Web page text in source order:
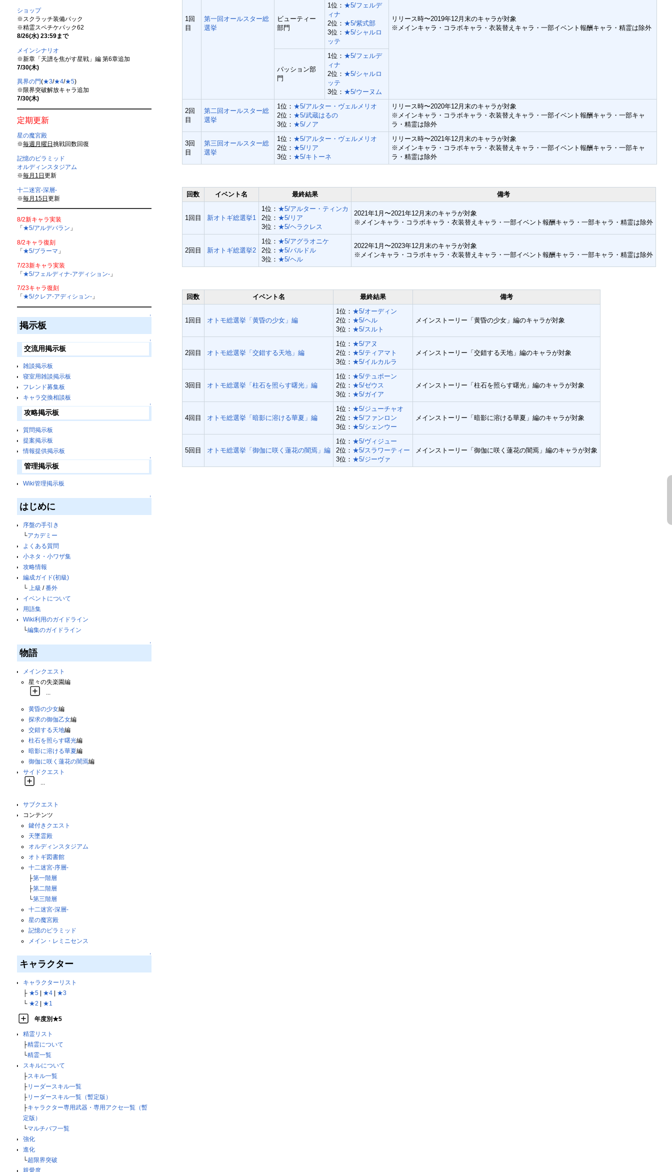
ショップ
※スクラッチ装備パック
※精霊スペチケパック62
8/26(水) 23:59まで
メインシナリオ
※新章「天譜を焦がす星戦」編 第6章追加
7/30(木)
異界の門(★3/★4/★5)
※限界突破解放キャラ追加
7/30(木)
定期更新
星の魔宮殿
※毎週月曜日 挑戦回数回復
記憶のピラミッド
オルディンスタジアム
※毎月1日 更新
十二迷宮-深層-
※毎月15日更新
8/2新キャラ実装
「 ★5/アルデバラン 」
8/2キャラ復刻
「★5/ブラーマ 」
7/23新キャラ実装
「★5/フェルディナ-アディション-」
7/23キャラ復刻
「 ★5/クレア-アディション-」
↑
掲示板
↑
交流用掲示板
雑談掲示板
寝室用雑談掲示板
フレンド募集板
キャラ交換相談板
↑
攻略掲示板
質問掲示板
提案掲示板
情報提供掲示板
↑
管理掲示板
Wiki管理掲示板
↑
はじめに
序盤の手引き
└アカデミー
よくある質問
小ネタ・小ワザ集
攻略情報
編成ガイド(初級)
└
上級 /番外
イベントについて
用語集
Wiki利用のガイドライン
└編集のガイドライン
↑
物語
メインクエスト
星々の失楽園編
黄昏の少女編
探求の御伽乙女編
交錯する天地編
柱石を照らす曙光編
暗影に溶ける華夏編
御伽に咲く蓮花の闇焉編
サイドクエスト
サブクエスト
コンテンツ
鍵付きクエスト
天墜霊殿
オルディンスタジアム
オトギ図書館
十二迷宮-序層-
├第一階層
├第二階層
└第三階層
十二迷宮-深層-
星の魔宮殿
記憶のピラミッド
メイン・レミニセンス
↑
キャラクター
キャラクターリスト
├ ★5| ★4| ★3
└ ★2 | ★1
年度別★5
精霊リスト
├精霊について
└精霊一覧
スキルについて
├スキル一覧
├リーダースキル一覧
├リーダースキル一覧（暫定版）
├キャラクター専用武器・専用アクセ一覧（暫
定版）
└マルチバフ一覧
強化
進化
└超限界突破
親愛度
1回
目
第一回オールスター総
選挙
リリース時〜2019年12月末のキャラが対象
※メインキャラ・コラボキャラ・衣装替えキャラ・一部イベント報酬キャラ・精霊は除外
ビューティー
部門
1位： ★5/フェルデ
ィナ
2位： ★5/紫式部
3位： ★5/シャルロ
ッテ
パッション部
門
1位： ★5/フェルデ
ィナ
2位： ★5/シャルロ
ッテ
3位： ★5/ウーヌム
2回
目
第二回オールスター総
選挙
1位： ★5/アルター・ヴェルメリオ
2位： ★5/武蔵はるの
3位： ★5/ノア
リリース時〜2020年12月末のキャラが対象
※メインキャラ・コラボキャラ・衣装替えキャラ・一部イベント報酬キャラ・一部キャ
ラ・精霊は除外
3回
目
第三回オールスター総
選挙
1位： ★5/アルター・ヴェルメリオ
2位： ★5/リア
3位： ★5/キトーネ
リリース時〜2021年12月末のキャラが対象
※メインキャラ・コラボキャラ・衣装替えキャラ・一部イベント報酬キャラ・一部キャ
ラ・精霊は除外
回数 イベント名 最終結果 備考
1回目 新オトギ総選挙1
1位： ★5/アルター・ティンカ
2位： ★5/リア
3位： ★5/ヘラクレス
2021年1月〜2021年12月末のキャラが対象
※メインキャラ・コラボキャラ・衣装替えキャラ・一部イベント報酬キャラ・一部キャラ・精霊は除外
2回目 新オトギ総選挙2
1位： ★5/アグラオニケ
2位： ★5/バルドル
3位： ★5/ヘル
2022年1月〜2023年12月末のキャラが対象
※メインキャラ・コラボキャラ・衣装替えキャラ・一部イベント報酬キャラ・一部キャラ・精霊は除外
回数 イベント名 最終結果 備考
1回目 オトモ総選挙「黄昏の少女」編
1位： ★5/オーディン
2位： ★5/ヘル
3位： ★5/スルト
メインストーリー「黄昏の少女」編のキャラが対象
2回目 オトモ総選挙「交錯する天地」編
1位： ★5/アヌ
2位： ★5/ティアマト
3位： ★5/イルカルラ
メインストーリー「交錯する天地」編のキャラが対象
3回目 オトモ総選挙「柱石を照らす曙光」編
1位： ★5/テュポーン
2位： ★5/ゼウス
3位： ★5/ガイア
メインストーリー「柱石を照らす曙光」編のキャラが対象
4回目 オトモ総選挙「暗影に溶ける華夏」編
1位： ★5/ジューチャオ
2位： ★5/ファンロン
3位： ★5/シェンウー
メインストーリー「暗影に溶ける華夏」編のキャラが対象
5回目 オトモ総選挙「御伽に咲く蓮花の闇焉」編
1位： ★5/ヴィジュー
2位： ★5/スラワーティー
3位： ★5/ジーヴァ
メインストーリー「御伽に咲く蓮花の闇焉」編のキャラが対象